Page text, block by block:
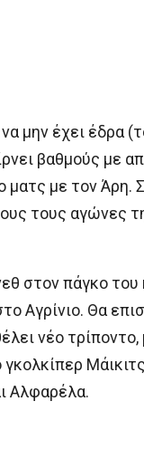
μην έχει έδρα
βαθμούς με
με τον Άρη.
τους αγώνες
στον πάγκο
Αγρίνιο. Θα
νέο
Αλφαρέλα.